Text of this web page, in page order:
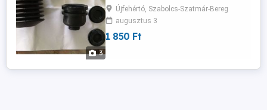
3
javítókészlet, amiben a gumitömítések
vannak: 9500 Ft Bruttó.
Újfehértó, Szabolcs-Szatmár-Bereg
augusztus 3
1 850 Ft